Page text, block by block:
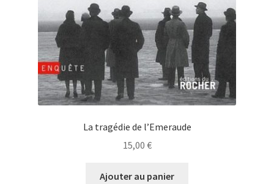
La tragédie de l’Emeraude
15,00 €
Ajouter au panier